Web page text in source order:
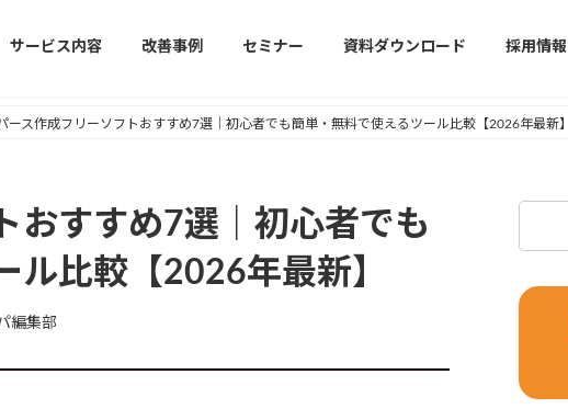
サービス内容 改善事例 セミナー 資料ダウンロード 採用情報
ース作成フリーソフトおすすめ7選｜初心者でも簡単・無料で使えるツール比較【2026年最新】
おすすめ7選｜初心者でも
ル比較【2026年最新】
編集部